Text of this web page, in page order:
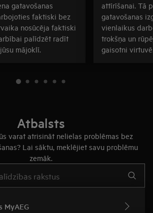
gatavošanas
faktiski bez
nosūcēja faktiski
palīdzēt radīt
mājoklī.
attīrīšanai. Tā
gatavošanas
vienlaikus
trokšņa un
gaisotni
Atbalsts
varat atrisināt nelielas problēmas bez
Lai sāktu, meklējiet savu problēmu
zemāk.
MyAEG